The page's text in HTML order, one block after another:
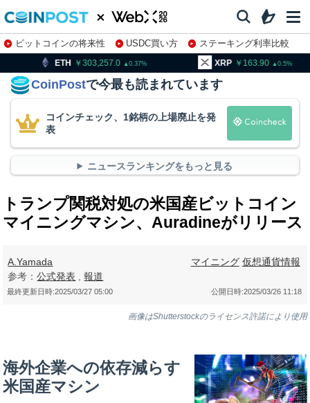
ビットコインの将来性 USDC買い方
ステーキング利率比較
株特集・関連銘柄
0.37 XRP 0.5 BNB
CoinPostで今最も読まれています
コインチェック、1銘柄の上場廃止を発
表
ニュースランキングをもっと見る
トランプ関税対処の米国産ビットコイン
マイニングマシン、Auradineがリリース
A.Yamada
参考：公式発表 ,報道
マイニング 仮想通貨情報
公開日時:2025/03/26 11:18
最終更新日時:2025/03/27 05:00
画像はShutterstockのライセンス許諾により使用
海外企業への依存減らす
米国産マシン